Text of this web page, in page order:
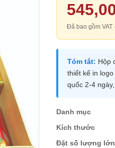
Đã bao gồm VAT
Tóm tắt: Hộp
thiết kế in
quốc 2-4
Danh mục
Kích thước
Đặt số lượng lớn